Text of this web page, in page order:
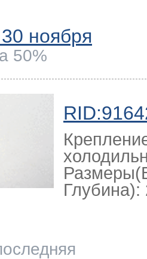
ноября
50%
Глубина):